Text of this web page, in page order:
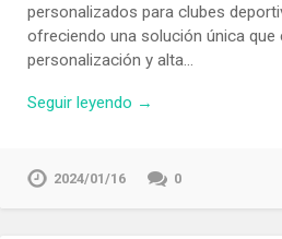
personalizados para clubes
ofreciendo una solución única que
personalización y alta…
Seguir leyendo →
2024/01/16 0